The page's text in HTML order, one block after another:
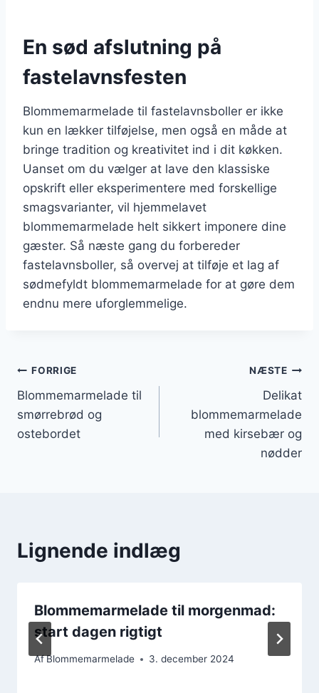
En sød afslutning på
fastelavnsfesten
Blommemarmelade til fastelavnsboller er ikke
kun en lækker tilføjelse, men også en måde at
bringe tradition og kreativitet ind i dit køkken.
Uanset om du vælger at lave den klassiske
opskrift eller eksperimentere med forskellige
smagsvarianter, vil hjemmelavet
blommemarmelade helt sikkert imponere dine
gæster. Så næste gang du forbereder
fastelavnsboller, så overvej at tilføje et lag af
sødmefyldt blommemarmelade for at gøre dem
endnu mere uforglemmelige.
Indlægsnavigation
FORRIGE
Blommemarmelade til
smørrebrød og
ostebordet
NÆSTE
Delikat
blommemarmelade
med kirsebær og
nødder
Lignende indlæg
Blommemarmelade til morgenmad:
start dagen rigtigt
AfBlommemarmelade 3. december 2024